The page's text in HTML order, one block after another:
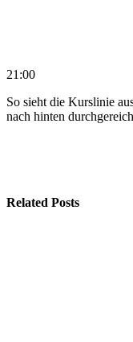
21:00
So sieht die Kurslinie
nach hinten
Related Posts